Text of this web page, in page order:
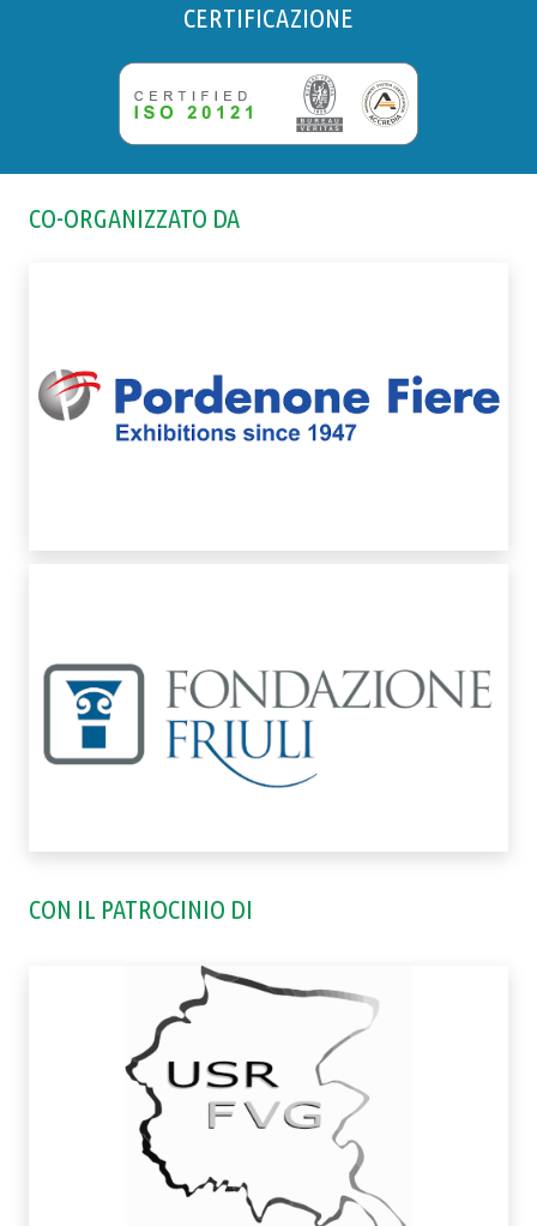
CERTIFICAZIONE
CO-ORGANIZZATO DA
CON IL PATROCINIO DI